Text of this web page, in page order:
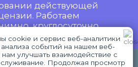
действующей
Работаем
круглосуточно.
противопоказания,
Telegram
cookie и сервис веб-аналитики
событий на нашем веб-
нам улучшать взаимодействие с
Продолжая просмотр